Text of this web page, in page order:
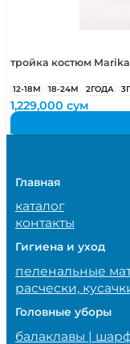
тройка костюм
12-18М 18-24М 2ГОДА
1,229,000сум
Главная
каталог
контакты
Гигиена и уход
пеленальные
расчески,
Головные уборы
балаклавы |